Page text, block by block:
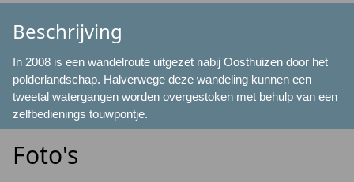
Beschrijving
In 2008 is een wandelroute uitgezet nabij Oosthuizen door het
polderlandschap. Halverwege deze wandeling kunnen een
tweetal watergangen worden overgestoken met behulp van een
zelfbedienings touwpontje.
Foto's